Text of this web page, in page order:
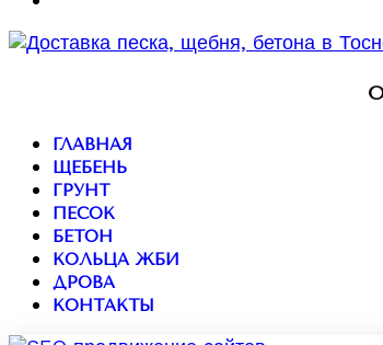
ГЛАВНАЯ
ЩЕБЕНЬ
ГРУНТ
ПЕСОК
БЕТОН
КОЛЬЦА ЖБИ
ДРОВА
КОНТАКТЫ